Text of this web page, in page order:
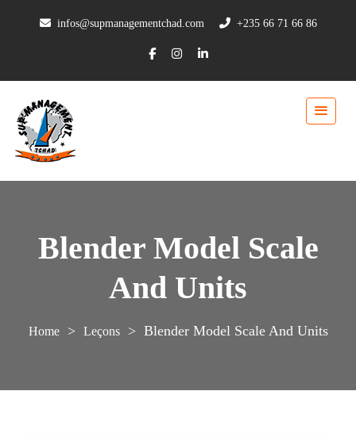
infos@supmanagementchad.com +235 66 71 66 86
Blender Model Scale
And Units
> Leçons > Blender Model Scale And Units